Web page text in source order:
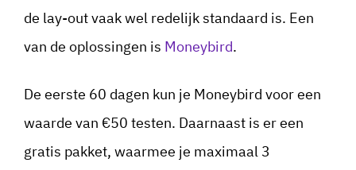
de lay-out vaak wel redelijk standaard is. Een
van de oplossingen is Moneybird.
De eerste 60 dagen kun je Moneybird voor een
waarde van €50 testen. Daarnaast is er een
gratis pakket, waarmee je maximaal 3